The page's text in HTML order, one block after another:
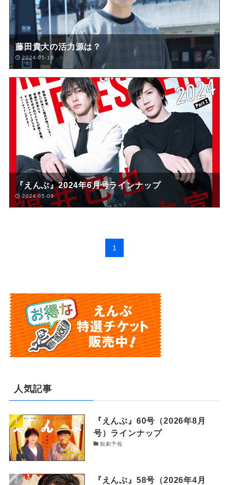
藤田貴大の活力源は？
2024-05-19
『えんぶ』2024年6月号ラインナップ
2024-05-09
1
人気記事
『えんぶ』60号（2026年8月
号）ラインナップ
観劇予報
『えんぶ』58号（2026年4月